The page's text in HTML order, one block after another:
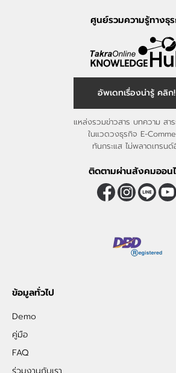
ศูนย์รวมความรู้ทางธุ
อัพเดทเรื่องน่ารู้ คลิก!
แหล่งรวมข่าวสาร บทความ สา
ในแวดวงธุรกิจ E-
ทันกระแส ไม่พลาดเทรน
ติดตามผ่านสังคมออน
ข้อมูลทั่วไป
Demo
คู่มือ
FAQ